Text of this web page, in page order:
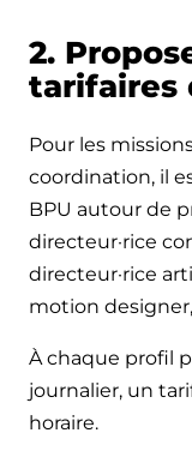
2.
tarifaires
Pour les
coordination, il
BPU autour de
directeur·rice
directeur·rice
motion
À chaque profil
journalier, un
horaire.